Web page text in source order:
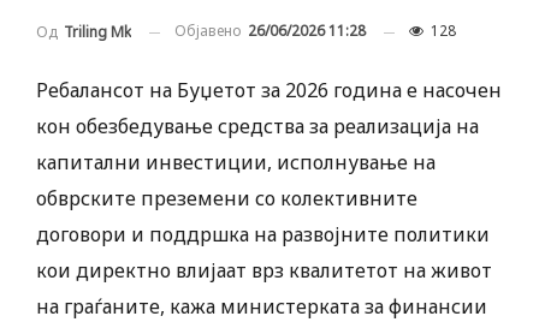
Од Triling Mk Објавено 26/06/2026 11:28 128
Ребалансот на Буџетот за 2026 година е насочен
кон обезбедување средства за реализација на
капитални инвестиции, исполнување на
обврските преземени со колективните
договори и поддршка на развојните политики
кои директно влијаат врз квалитетот на живот
на граѓаните, кажа министерката за финансии